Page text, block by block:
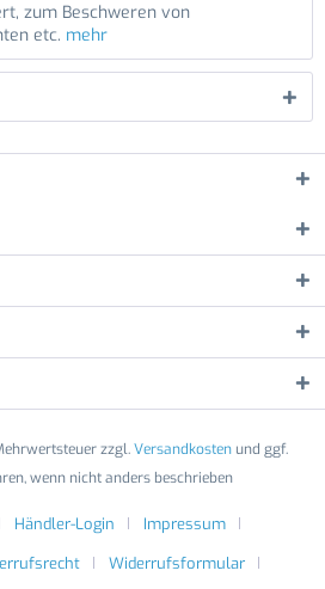
zum Beschweren von
etc. mehr
zzgl.Versandkostenund ggf.
wenn nicht anders beschrieben
Händler-Login
Impressum
Widerrufsformular